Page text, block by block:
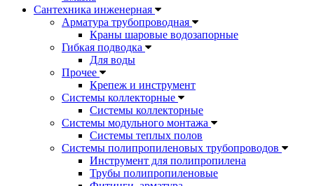
Сантехника инженерная
Арматура трубопроводная
Краны шаровые водозапорные
Гибкая подводка
Для воды
Прочее
Крепеж и инструмент
Системы коллекторные
Системы коллекторные
Системы модульного монтажа
Системы теплых полов
Системы полипропиленовых трубопроводов
Инструмент для полипропилена
Трубы полипропиленовые